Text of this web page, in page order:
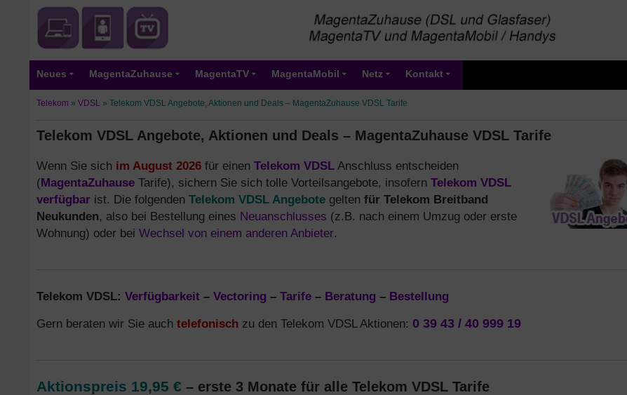
Neues MagentaZuhause MagentaTV MagentaMobil Netz Kontakt
Telekom » VDSL » Telekom VDSL Angebote, Aktionen und Deals – MagentaZuhause VDSL Tarife
Telekom VDSL Angebote, Aktionen und Deals – MagentaZuhause VDSL Tarife
Wenn Sie sich im August 2026 für einen Telekom VDSL Anschluss entscheiden
(MagentaZuhause Tarife), sichern Sie sich tolle Vorteilsangebote, insofern Telekom VDSL
verfügbar ist. Die folgenden Telekom VDSL Angebote gelten für Telekom Breitband
Neukunden, also bei Bestellung eines Neuanschlusses (z.B. nach einem Umzug oder erste
Wohnung) oder bei Wechsel von einem anderen Anbieter.
Telekom VDSL: Verfügbarkeit – Vectoring – Tarife – Beratung – Bestellung
Gern beraten wir Sie auch telefonisch zu den Telekom VDSL Aktionen: 0 39 43 / 40 999 19
Aktionspreis 19,95 € – erste 3 Monate für alle Telekom VDSL Tarife